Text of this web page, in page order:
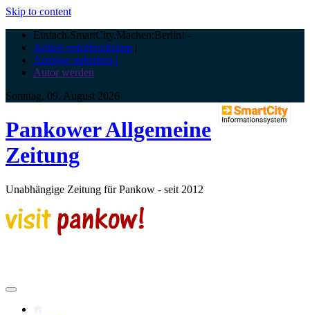
Skip to content
Einfach.SmartCity.Machen:Berlin! -
Artikel veröffentlichen |
Anzeige aufgeben |
Autor werden
Sonntag, 09. August 2026
Pankower Allgemeine
Zeitung
Unabhängige Zeitung für Pankow - seit 2012